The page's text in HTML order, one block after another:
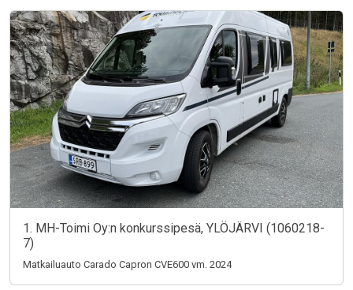
1. MH-Toimi Oy:n konkurssipesä, YLÖJÄRVI (1060218-
7)
Matkailuauto Carado Capron CVE600 vm. 2024